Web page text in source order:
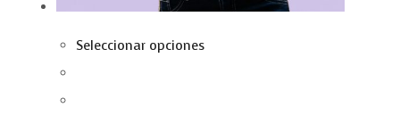
Seleccionar opciones